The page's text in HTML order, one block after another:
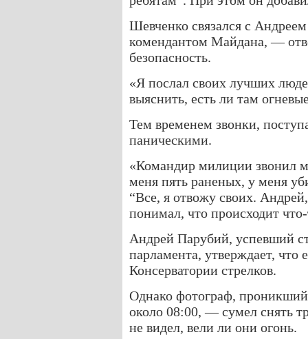
Шевченко связался с
комендантом Майдана, —
безопасность.
«Я послал своих лучших
выяснить, есть ли там
Тем временем звонки,
паническими.
«Командир милиции звонил
меня пять раненых, у меня
“Все, я отвожу своих.
понимал, что происходит
Андрей Парубий, успевший
парламента, утверждает,
Консерватории стрелков.
Однако фотограф,
около 08:00, — сумел снять
не видел, вели ли они огонь.